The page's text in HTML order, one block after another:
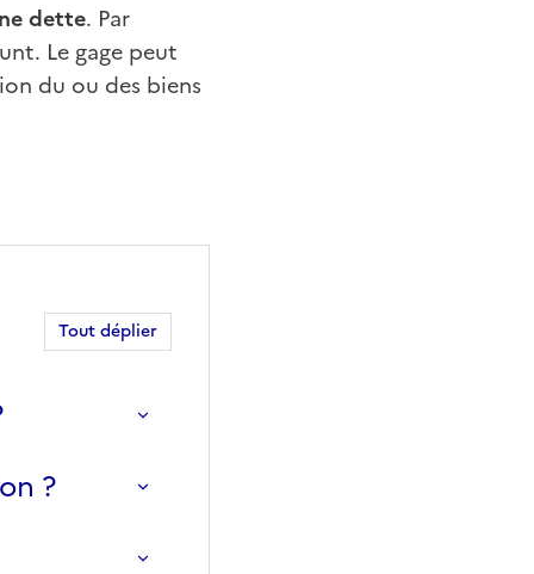
dette. Par
Le gage peut
du ou des biens
Tout déplier
?